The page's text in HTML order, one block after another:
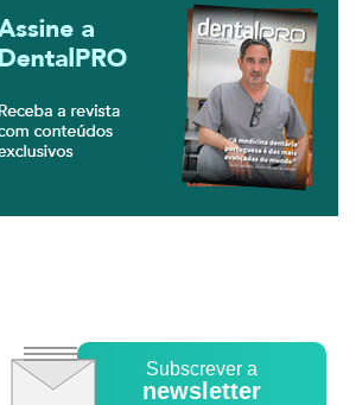
Subscrever a
newsletter